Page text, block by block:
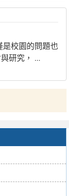
校園的問題也
研究， ...